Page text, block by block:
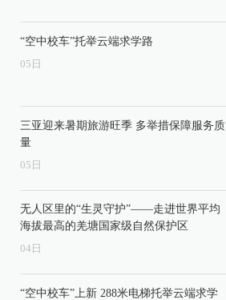
“空中校车”托举云端求学路
05 日
三亚迎来暑期旅游旺季 多举措保障服务质
量
05 日
无人区里的“生灵守护”——走进世界平均
海拔最高的羌塘国家级自然保护区
04 日
“空中校车”上新 288米电梯托举云端求学